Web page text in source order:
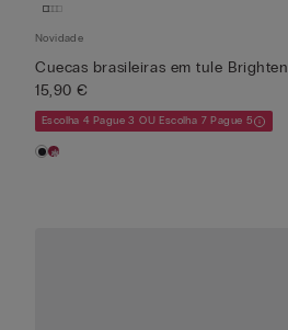
Novidade
Cuecas brasileiras em tule
15,90 €
Escolha 4 Pague 3 OU Escolha 7 Pague 5